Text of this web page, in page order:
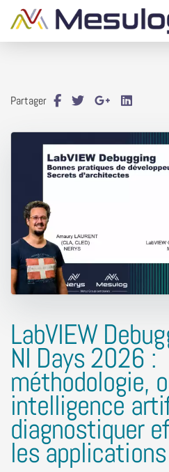
Partager
LabVIEW
NI Days 2026 :
méthodologie,
intelligence
diagnostiquer
les